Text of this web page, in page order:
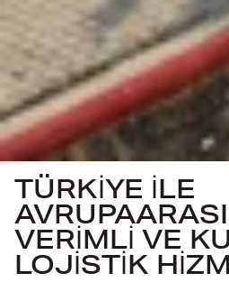
TÜRKİYE İLE
AVRUPA
VERİMLİ VE
LOJİSTİK